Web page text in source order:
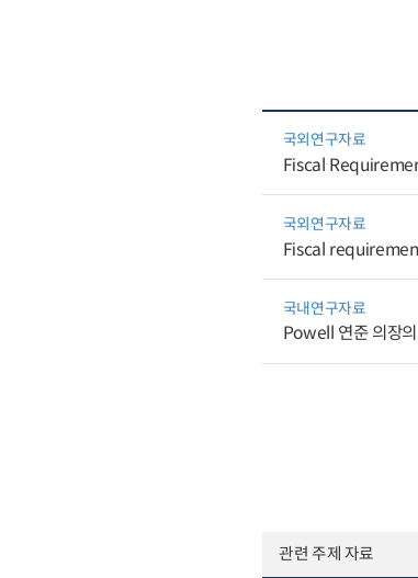
국외연구자료
Fiscal
국외연구자료
Fiscal
국내연구자료
Powell 연준 의장
관련 주제 자료